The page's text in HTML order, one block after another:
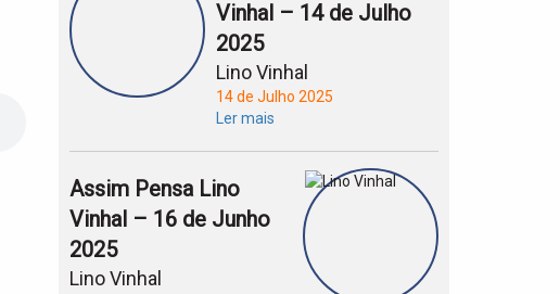
Vinhal – 14 de Julho
2025
Lino Vinhal
14 de Julho 2025
Ler mais
Assim Pensa Lino
Vinhal – 16 de Junho
2025
Lino Vinhal